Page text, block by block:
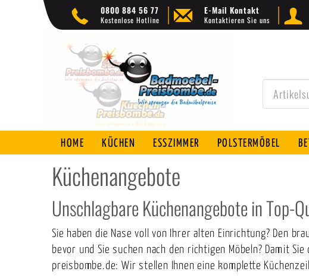
0800 884 56 77
Kostenlose Hotline
E-Mail Kontakt
Kontaktieren Sie uns
HOME KÜCHEN ESSZIMMER POLSTERMÖBEL
Küchenangebote
Unschlagbare Küchenangebote in Top-
Sie haben die Nase voll von Ihrer alten Einrichtung? Den
bevor und Sie suchen nach den richtigen Möbeln? Damit
preisbombe.de: Wir stellen Ihnen eine komplette